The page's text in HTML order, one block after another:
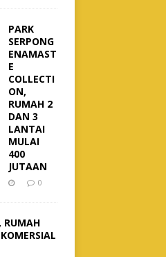
PARK
SERPONG
ENAMAST
E
COLLECTI
ON,
RUMAH 2
DAN 3
LANTAI
MULAI
400
JUTAAN
0
RUMAH